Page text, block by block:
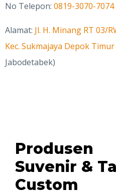
No Telepon: 0819-3070-7074
Alamat: Jl. H. Minang RT 03/
Kec. Sukmajaya Depok
Jabodetabek)
Produsen
Suvenir &
Custom